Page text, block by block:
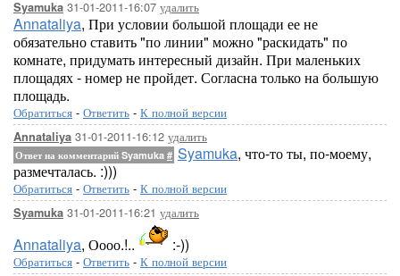
Syamuka 31-01-2011-16:07 удалить
Annataliya, При условии большой площади ее не
обязательно ставить "по линии" можно "раскидать" по
комнате, придумать интересный дизайн. При маленьких
площадях - номер не пройдет. Согласна только на большую
площадь.
Обратиться - Ответить - К полной версии
Annataliya 31-01-2011-16:12 удалить
Ответ на комментарий Syamuka # Syamuka, что-то ты, по-моему,
размечталась. :)))
Обратиться - Ответить - К полной версии
Syamuka 31-01-2011-16:21 удалить
Annataliya, Оооо.!.. :-))
Обратиться - Ответить - К полной версии